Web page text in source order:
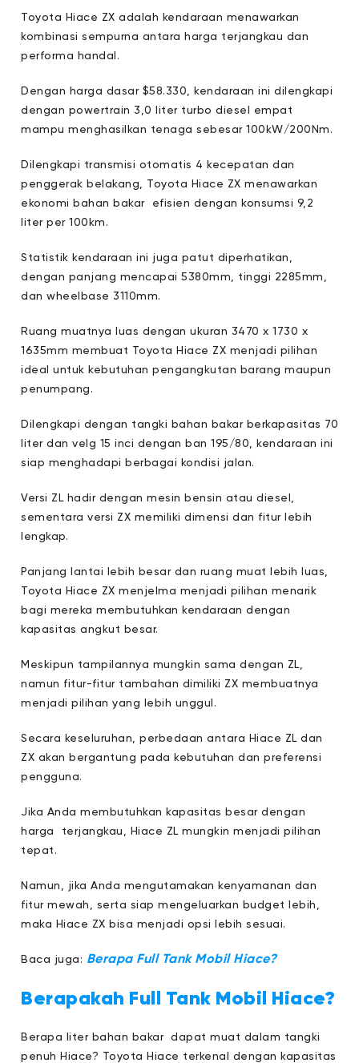
Toyota Hiace ZX adalah kendaraan menawarkan
kombinasi sempurna antara harga terjangkau dan
performa handal.
Dengan harga dasar $58.330, kendaraan ini dilengkapi
dengan powertrain 3,0 liter turbo diesel empat
mampu menghasilkan tenaga sebesar 100kW/200Nm.
Dilengkapi transmisi otomatis 4 kecepatan dan
penggerak belakang, Toyota Hiace ZX menawarkan
ekonomi bahan bakar efisien dengan konsumsi 9,2
liter per 100km.
Statistik kendaraan ini juga patut diperhatikan,
dengan panjang mencapai 5380mm, tinggi 2285mm,
dan wheelbase 3110mm.
Ruang muatnya luas dengan ukuran 3470 x 1730 x
1635mm membuat Toyota Hiace ZX menjadi pilihan
ideal untuk kebutuhan pengangkutan barang maupun
penumpang.
Dilengkapi dengan tangki bahan bakar berkapasitas 70
liter dan velg 15 inci dengan ban 195/80, kendaraan ini
siap menghadapi berbagai kondisi jalan.
Versi ZL hadir dengan mesin bensin atau diesel,
sementara versi ZX memiliki dimensi dan fitur lebih
lengkap.
Panjang lantai lebih besar dan ruang muat lebih luas,
Toyota Hiace ZX menjelma menjadi pilihan menarik
bagi mereka membutuhkan kendaraan dengan
kapasitas angkut besar.
Meskipun tampilannya mungkin sama dengan ZL,
namun fitur-fitur tambahan dimiliki ZX membuatnya
menjadi pilihan yang lebih unggul.
Secara keseluruhan, perbedaan antara Hiace ZL dan
ZX akan bergantung pada kebutuhan dan preferensi
pengguna.
Jika Anda membutuhkan kapasitas besar dengan
harga terjangkau, Hiace ZL mungkin menjadi pilihan
tepat.
Namun, jika Anda mengutamakan kenyamanan dan
fitur mewah, serta siap mengeluarkan budget lebih,
maka Hiace ZX bisa menjadi opsi lebih sesuai.
Baca juga: Berapa Full Tank Mobil Hiace?
Berapakah Full Tank Mobil Hiace?
Berapa liter bahan bakar dapat muat dalam tangki
penuh Hiace? Toyota Hiace terkenal dengan kapasitas